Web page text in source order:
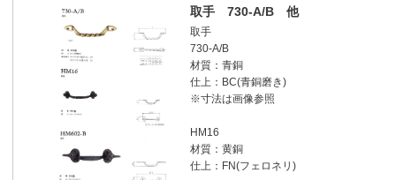
取手 730-A/B 他
取手
730-A/B
材質：青銅
仕上：BC(青銅磨き)
※寸法は画像参照
HM16
材質：黄銅
仕上：FN(フェロネリ)